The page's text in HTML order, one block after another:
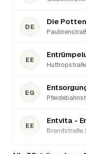
DE
EE
EG
EE
Brandstraße